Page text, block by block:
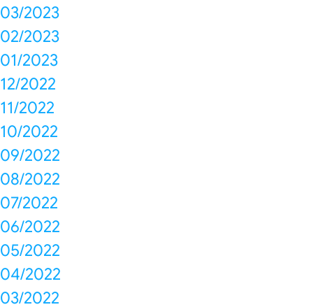
03/2023
02/2023
01/2023
12/2022
11/2022
10/2022
09/2022
08/2022
07/2022
06/2022
05/2022
04/2022
03/2022